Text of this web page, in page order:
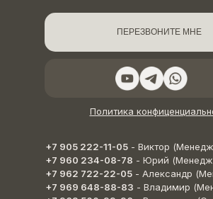
Политика
+7 905 222-11-05 - Виктор
+7 960 234-08-78 - Юрий
+7 962 722-22-05 - Александр
+7 969 648-88-83 - Владимир
ПЕРЕЗВОНИТЕ МНЕ